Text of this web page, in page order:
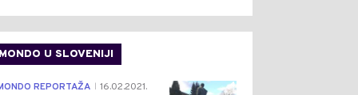
MONDO U SLOVENIJI
4
REPORTAŽA 16.02.2021.